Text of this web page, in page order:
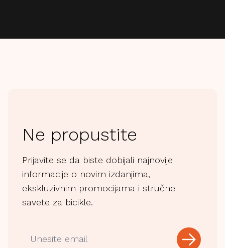
Ne propustite
Prijavite se da biste dobijali najnovije
informacije o novim izdanjima,
ekskluzivnim promocijama i stručne
savete za bicikle.